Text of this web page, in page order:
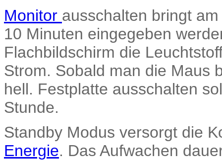
Monitor ausschalten bringt
10 Minuten eingegeben
Flachbildschirm die
Strom. Sobald man die Maus
hell. Festplatte ausschalten
Stunde.
Standby Modus versorgt die
Energie. Das Aufwachen